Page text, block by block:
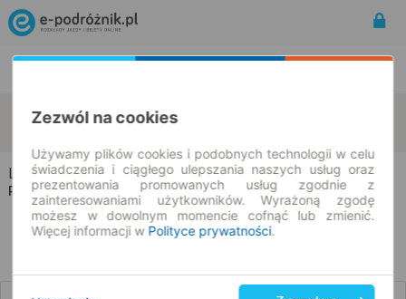
Laski Śliwice
Laski → Śliwice
Rozkład jazdy i bilety
Zezwól na cookies
Używamy plików cookies i podobnych technologii w celu
świadczenia i ciągłego ulepszania naszych usług oraz
prezentowania promowanych usług zgodnie z
zainteresowaniami użytkowników. Wyrażoną zgodę
możesz w dowolnym momencie cofnąć lub zmienić.
Więcej informacji w Polityce prywatności.